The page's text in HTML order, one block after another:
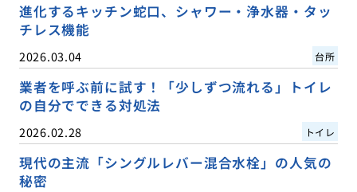
進化するキッチン蛇口、シャワー・浄水器・タッ
チレス機能
2026.03.04 台所
業者を呼ぶ前に試す！「少しずつ流れる」トイレ
の自分でできる対処法
2026.02.28 トイレ
現代の主流「シングルレバー混合水栓」の人気の
秘密